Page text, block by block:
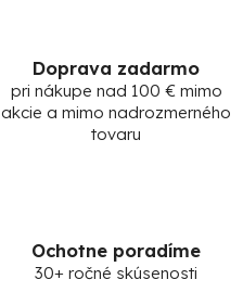
Doprava zadarmo
pri nákupe nad 100 € mimo
akcie a mimo nadrozmerného
tovaru
Ochotne poradíme
30+ ročné skúsenosti